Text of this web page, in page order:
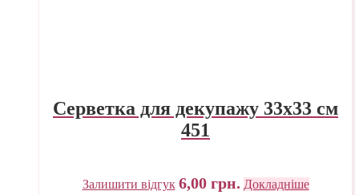
Серветка для декупажу 33х33 см
451
Залишити відгук 6,00 грн. Докладніше